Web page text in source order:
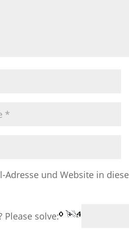
Adresse und Website in
Please solve: